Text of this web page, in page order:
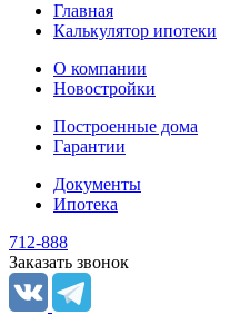
Главная
Калькулятор ипотеки
О компании
Новостройки
Построенные дома
Гарантии
Документы
Ипотека
712-888
Заказать звонок